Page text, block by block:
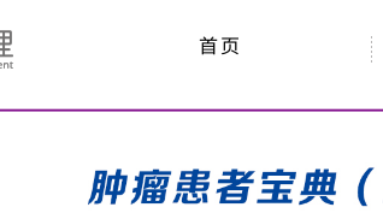
首页